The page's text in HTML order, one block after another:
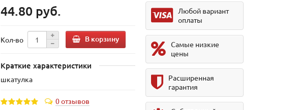
44.80 руб.
Кол-во В корзину
Краткие характеристики
шкатулка
0 отзывов
Любой вариант
оплаты
Самые низкие
цены
Расширенная
гарантия